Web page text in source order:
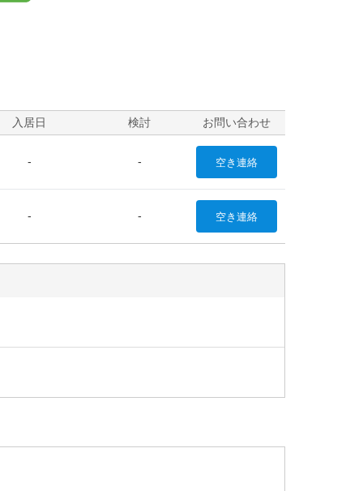
入居日 検討 お問い合わせ
- - 空き 連絡
- - 空き 連絡